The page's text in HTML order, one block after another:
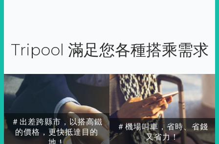
Tripool 滿足您各種搭乘需求
＃出差跨縣市，以搭高鐵
的價格，更快抵達目的
＃機場叫車，省時、省錢
又省力！